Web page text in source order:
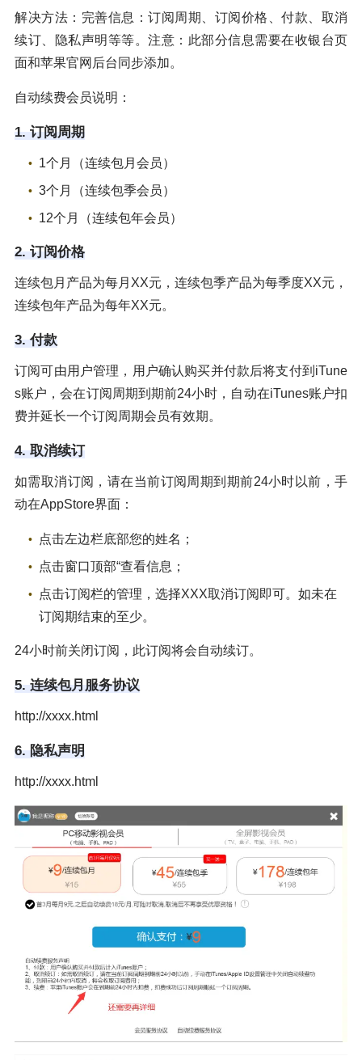
解决方法：完善信息：订阅周期、订阅价格、付款、取消
续订、隐私声明等等。注意：此部分信息需要在收银台页
面和苹果官网后台同步添加。
自动续费会员说明：
1. 订阅周期
1个月（连续包月会员）
3个月（连续包季会员）
12个月（连续包年会员）
2. 订阅价格
连续包月产品为每月XX元，连续包季产品为每季度XX元，
连续包年产品为每年XX元。
3. 付款
订阅可由用户管理，用户确认购买并付款后将支付到iTune
s账户，会在订阅周期到期前24小时，自动在iTunes账户扣
费并延长一个订阅周期会员有效期。
4. 取消续订
如需取消订阅，请在当前订阅周期到期前24小时以前，手
动在AppStore界面：
点击左边栏底部您的姓名；
点击窗口顶部“查看信息；
点击订阅栏的管理，选择XXX取消订阅即可。如未在
订阅期结束的至少。
24小时前关闭订阅，此订阅将会自动续订。
5. 连续包月服务协议
http://xxxx.html
6. 隐私声明
http://xxxx.html